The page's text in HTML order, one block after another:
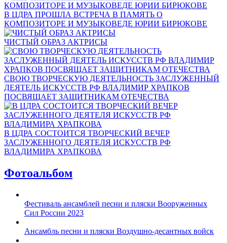
В ЦДРА ПРОШЛА ВСТРЕЧА В ПАМЯТЬ О
КОМПОЗИТОРЕ И МУЗЫКОВЕДЕ ЮРИИ БИРЮКОВЕ
ЧИСТЫЙ ОБРАЗ АКТРИСЫ
СВОЮ ТВОРЧЕСКУЮ ДЕЯТЕЛЬНОСТЬ ЗАСЛУЖЕННЫЙ
ДЕЯТЕЛЬ ИСКУССТВ РФ ВЛАДИМИР ХРАПКОВ
ПОСВЯЩАЕТ ЗАЩИТНИКАМ ОТЕЧЕСТВА
В ЦДРА СОСТОИТСЯ ТВОРЧЕСКИЙ ВЕЧЕР
ЗАСЛУЖЕННОГО ДЕЯТЕЛЯ ИСКУССТВ РФ
ВЛАДИМИРА ХРАПКОВА
Фотоальбом
Фестиваль ансамблей песни и пляски Вооруженных
Сил России 2023
Ансамбль песни и пляски Воздушно-десантных войск